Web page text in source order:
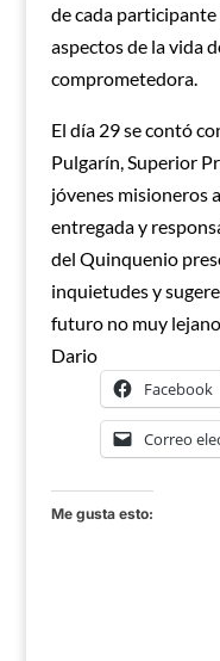
de cada
aspectos de la vida
comprometedora.
El día 29 se contó
Pulgarín, Superior
jóvenes misioneros
entregada y
del Quinquenio
inquietudes y
futuro no muy
Dario
Facebook
Correo
Me gusta esto: